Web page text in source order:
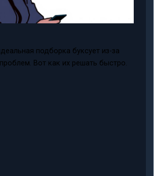
подборка буксует из-за
Вот как их решать быстро.